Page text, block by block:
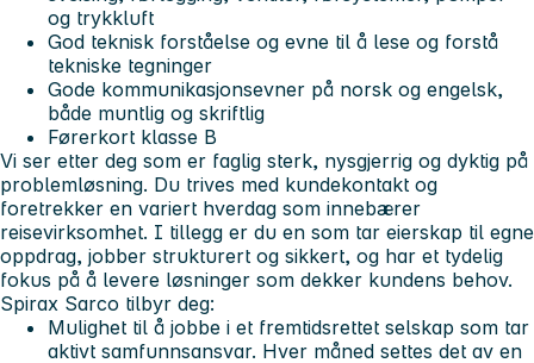
og trykkluft
God teknisk forståelse og evne til å lese og forstå
tekniske tegninger
Gode kommunikasjonsevner på norsk og engelsk,
både muntlig og skriftlig
Førerkort klasse B
Vi ser etter deg som er faglig sterk, nysgjerrig og dyktig på
problemløsning. Du trives med kundekontakt og
foretrekker en variert hverdag som innebærer
reisevirksomhet. I tillegg er du en som tar eierskap til egne
oppdrag, jobber strukturert og sikkert, og har et tydelig
fokus på å levere løsninger som dekker kundens behov.
Spirax Sarco tilbyr deg:
Mulighet til å jobbe i et fremtidsrettet selskap som tar
aktivt samfunnsansvar. Hver måned settes det av en